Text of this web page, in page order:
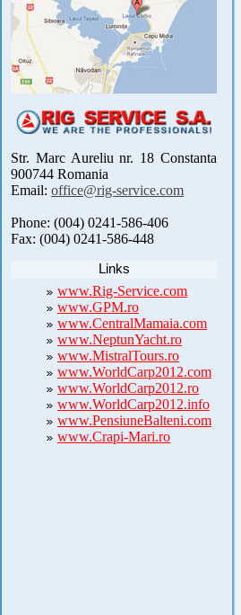
Str. Marc Aureliu nr. 18 Constanta
900744 Romania
Email: office@rig-service.com
Phone: (004) 0241-586-406
Fax: (004) 0241-586-448
Links
www.Rig-Service.com
www.GPM.ro
www.CentralMamaia.com
www.NeptunYacht.ro
www.MistralTours.ro
www.WorldCarp2012.com
www.WorldCarp2012.ro
www.WorldCarp2012.info
www.PensiuneBalteni.com
www.Crapi-Mari.ro